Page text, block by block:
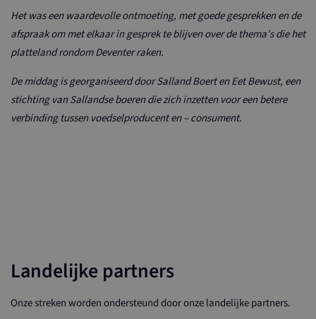
Het was een waardevolle ontmoeting, met goede gesprekken en de
afspraak om met elkaar in gesprek te blijven over de thema’s die het
platteland rondom Deventer raken.
De middag is georganiseerd door Salland Boert en Eet Bewust, een
stichting van Sallandse boeren die zich inzetten voor een betere
verbinding tussen voedselproducent en – consument.
Landelijke partners
Onze streken worden ondersteund door onze landelijke partners.